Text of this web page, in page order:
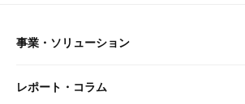
事業・ソリューション
事業・ソリューション トップ
レポート・コラム